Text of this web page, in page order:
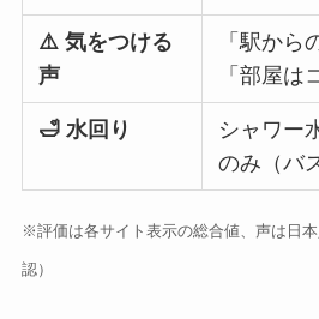
⚠️ 気をつける
声
「駅か
「部屋は
🛁 水回り
シャワー
のみ（バ
※評価は各サイト表示の総合値、声は日
認）